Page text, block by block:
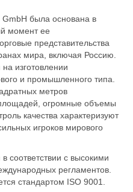
была основана в
момент ее
представительства
мира, включая Россию.
изготовлении
и промышленного типа.
метров
огромные объемы
качества характеризуют
игроков мирового
соответствии с высокими
регламентов.
стандартом ISO 9001.